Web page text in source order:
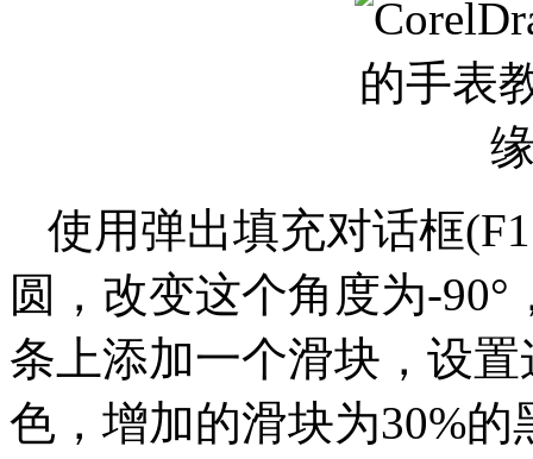
使用弹出填充对话框
圆，改变这个角度为-
条上添加一个滑块，设
色，增加的滑块为30%